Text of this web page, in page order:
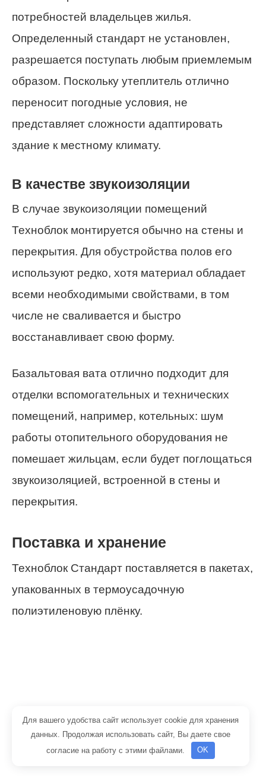
потребностей владельцев жилья.
Определенный стандарт не установлен,
разрешается поступать любым приемлемым
образом. Поскольку утеплитель отлично
переносит погодные условия, не
представляет сложности адаптировать
здание к местному климату.
В качестве звукоизоляции
В случае звукоизоляции помещений
Техноблок монтируется обычно на стены и
перекрытия. Для обустройства полов его
используют редко, хотя материал обладает
всеми необходимыми свойствами, в том
числе не сваливается и быстро
восстанавливает свою форму.
Базальтовая вата отлично подходит для
отделки вспомогательных и технических
помещений, например, котельных: шум
работы отопительного оборудования не
помешает жильцам, если будет поглощаться
звукоизоляцией, встроенной в стены и
перекрытия.
Поставка и хранение
Техноблок Стандарт поставляется в пакетах,
упакованных в термоусадочную
полиэтиленовую плёнку.
Для вашего удобства сайт использует cookie для хранения
данных. Продолжая использовать сайт, Вы даете свое
согласие на работу с этими файлами.
OK